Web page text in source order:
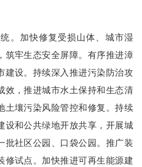
加快修复受损山体、城市湿
筑牢生态安全屏障。有序推进漳
建设。持续深入推进污染防治攻
效，推进城市水土保持和生态清
土壤污染风险管控和修复。持续
设和公共绿地开放共享，开展城
批社区公园、口袋公园。推广装
修试点。加快推进可再生能源建